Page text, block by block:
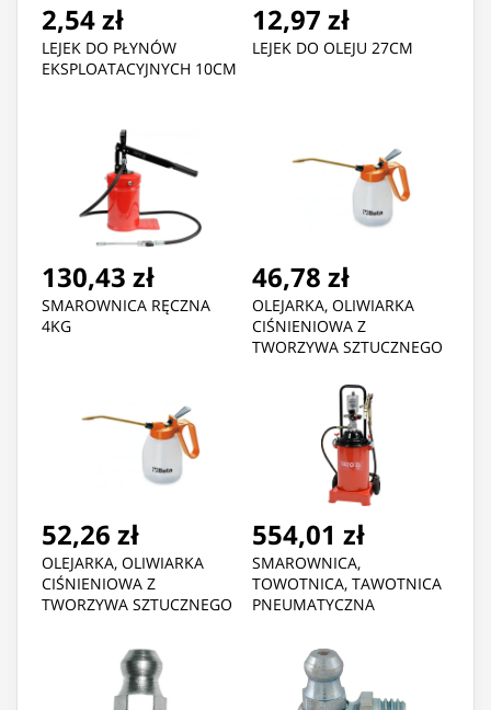
2,54 zł
LEJEK DO PŁYNÓW
EKSPLOATACYJNYCH 10CM
12,97 zł
LEJEK DO OLEJU 27CM
130,43 zł
SMAROWNICA RĘCZNA
4KG
46,78 zł
OLEJARKA, OLIWIARKA
CIŚNIENIOWA Z
TWORZYWA SZTUCZNEGO
52,26 zł
OLEJARKA, OLIWIARKA
CIŚNIENIOWA Z
TWORZYWA SZTUCZNEGO
554,01 zł
SMAROWNICA,
TOWOTNICA, TAWOTNICA
PNEUMATYCZNA